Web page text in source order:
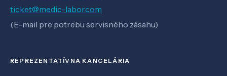
ticket@medic-labor.com
(E-mail pre potrebu servisného zásahu)
REPREZENTATÍVNA KANCELÁRIA